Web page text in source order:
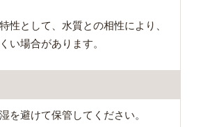
性として、水質との相性により、
い場合があります。
を避けて保管してください。